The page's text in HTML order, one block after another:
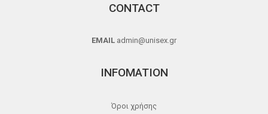
CONTACT
EMAIL admin@unisex.gr
INFOMATION
Όροι χρήσης